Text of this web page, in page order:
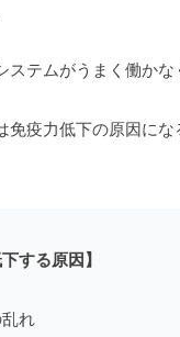
ステムがうまく働かな
免疫力低下の原因にな
する原因】
乱れ